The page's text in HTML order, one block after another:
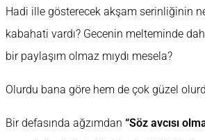
Hadi ille gösterecek akşam serinliğinin
kabahati vardı? Gecenin melteminde
bir paylaşım olmaz mıydı mesela?
Olurdu bana göre hem de çok güzel
Bir defasında ağzımdan “Söz avcısı